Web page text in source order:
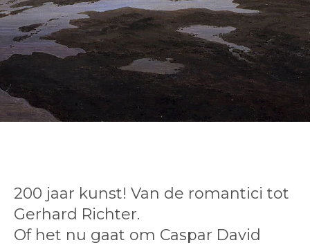
200 jaar kunst! Van de romantici tot
Gerhard Richter.
Of het nu gaat om Caspar David